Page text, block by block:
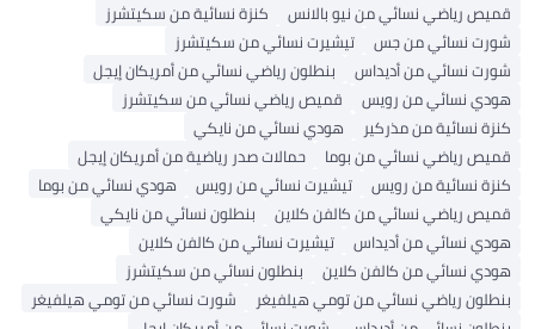
رياضي نسائي من نيو بالانس
كنزة نسائية من سكيتشرز
نسائي من جس
تيشيرت نسائي من سكيتشرز
نسائي من أديداس
بنطلون رياضي نسائي من أمريكان إيجل
نسائي من رويس
قميص رياضي نسائي من سكيتشرز
نسائية من مذركير
هودي نسائي من نايكي
رياضي نسائي من بوما
حمالات صدر رياضية من أمريكان إيجل
نسائية من رويس
تيشيرت نسائي من رويس
هودي نسائي من بوما
رياضي نسائي من كالفن كلاين
بنطلون نسائي من نايكي
نسائي من أديداس
تيشيرت نسائي من كالفن كلاين
نسائي من كالفن كلاين
بنطلون نسائي من سكيتشرز
رياضي نسائي من تومي هيلفيغر
شورت نسائي من تومي هيلفيغر